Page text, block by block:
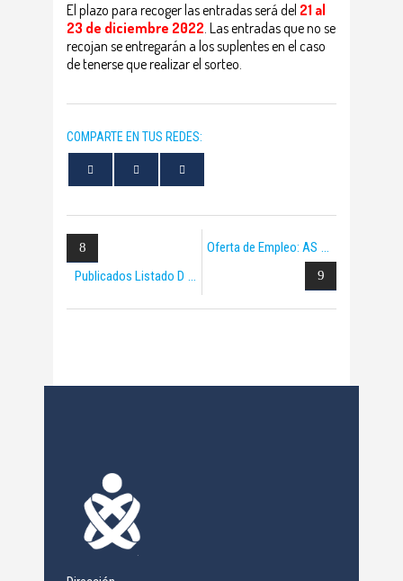
El plazo para recoger las entradas será del 21 al
23 de diciembre 2022. Las entradas que no se
recojan se entregarán a los suplentes en el caso
de tenerse que realizar el sorteo.
COMPARTE EN TUS REDES:
Publicados Listado D
Oferta de Empleo: AS